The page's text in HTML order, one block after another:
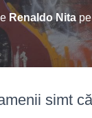
Renaldo Nita pe
simt